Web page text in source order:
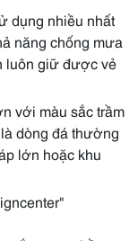
dụng nhiều nhất
năng chống mưa
luôn giữ được vẻ
với màu sắc trầm
dòng đá thường
lớn hoặc khu